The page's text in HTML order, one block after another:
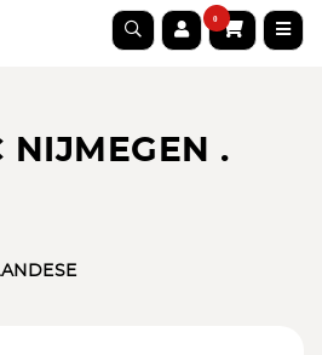
0
NIJMEGEN .